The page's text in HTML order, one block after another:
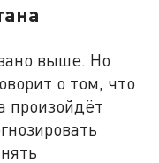
выше. Но
о том, что
произойдёт